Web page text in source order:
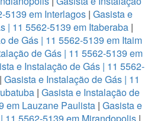
5139 em Interlagos| Gasista e
| 11 5562-5139 em Itaberaba |
de Gás | 11 5562-5139 em Itaim
de Gás | 11 5562-5139 em
e Instalação de Gás | 11 5562-
Gasista e Instalação de Gás | 11
| Gasista e Instalação de
em Lauzane Paulista | Gasista e